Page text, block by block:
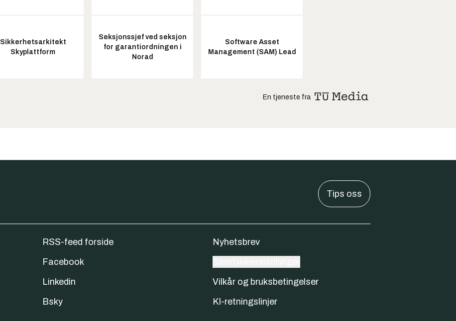
Sikkerhetsarkitekt
Skyplattform
Seksjonssjef ved seksjon
for garantiordningen i
Norad
Software Asset
Management (SAM) Lead
En tjeneste fra
Tips oss
RSS-feed forside
Facebook
Linkedin
Bsky
Nyhetsbrev
Vilkår og bruksbetingelser
KI-retningslinjer